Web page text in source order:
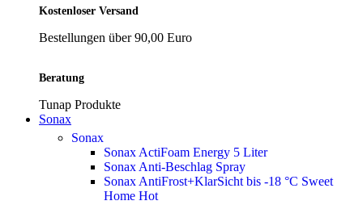
Kostenloser Versand
Bestellungen über 90,00 Euro
Beratung
Tunap Produkte
Sonax
Sonax
Sonax ActiFoam Energy 5 Liter
Sonax Anti-Beschlag Spray
Sonax AntiFrost+KlarSicht bis -18 °C Sweet
Home Hot